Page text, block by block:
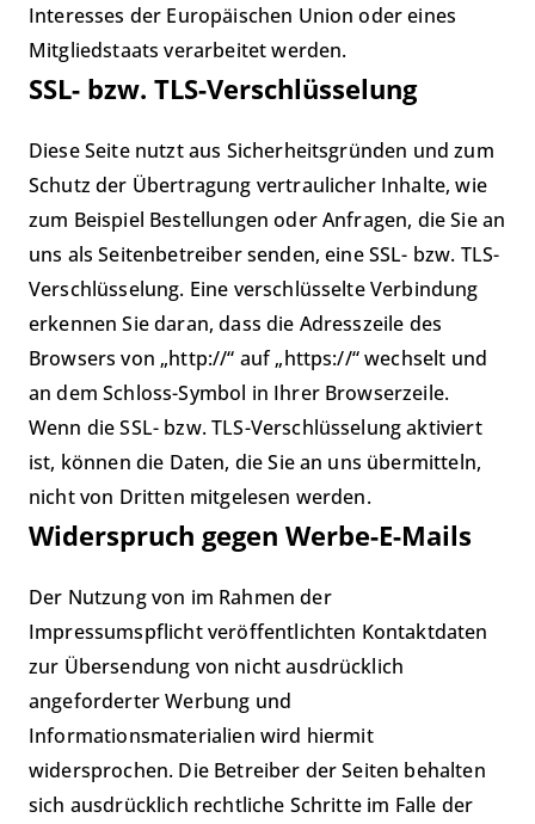
Interesses der Europäischen Union oder eines
Mitgliedstaats verarbeitet werden.
SSL- bzw. TLS-Verschlüsselung
Diese Seite nutzt aus Sicherheitsgründen und zum
Schutz der Übertragung vertraulicher Inhalte, wie
zum Beispiel Bestellungen oder Anfragen, die Sie an
uns als Seitenbetreiber senden, eine SSL- bzw. TLS-
Verschlüsselung. Eine verschlüsselte Verbindung
erkennen Sie daran, dass die Adresszeile des
Browsers von „http://“ auf „https://“ wechselt und
an dem Schloss-Symbol in Ihrer Browserzeile.
Wenn die SSL- bzw. TLS-Verschlüsselung aktiviert
ist, können die Daten, die Sie an uns übermitteln,
nicht von Dritten mitgelesen werden.
Widerspruch gegen Werbe-E-Mails
Der Nutzung von im Rahmen der
Impressumspflicht veröffentlichten Kontaktdaten
zur Übersendung von nicht ausdrücklich
angeforderter Werbung und
Informationsmaterialien wird hiermit
widersprochen. Die Betreiber der Seiten behalten
sich ausdrücklich rechtliche Schritte im Falle der